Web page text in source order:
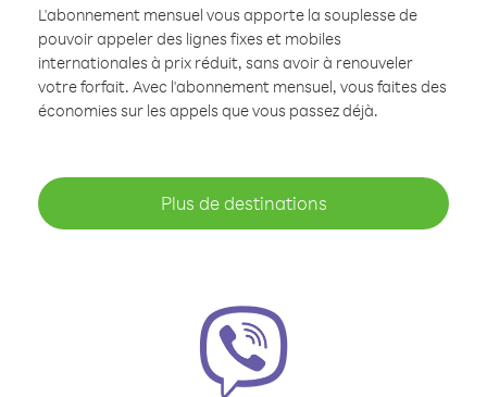
L'abonnement mensuel vous apporte la souplesse de
pouvoir appeler des lignes fixes et mobiles
internationales à prix réduit, sans avoir à renouveler
votre forfait. Avec l'abonnement mensuel, vous faites des
économies sur les appels que vous passez déjà.
Plus de destinations